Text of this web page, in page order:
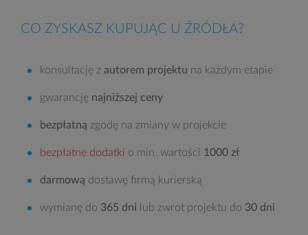
CO ZYSKASZ KUPUJĄC U ŹRÓDŁA?
konsultację z autorem projektu na każdym etapie
gwarancję najniższej ceny
bezpłatną zgodę na zmiany w projekcie
bezpłatne dodatki o min. wartości 1000 zł
darmową dostawę firmą kurierską
wymianę do 365 dni lub zwrot projektu do 30 dni